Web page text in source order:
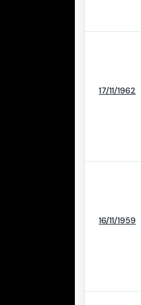
17/11/1962
16/11/1959